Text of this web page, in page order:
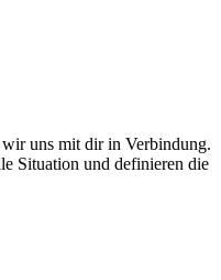
uns mit dir in Verbindung.
Situation und definieren die